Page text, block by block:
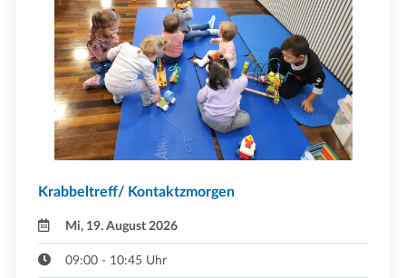
Krabbeltreff/ Kontaktzmorgen
Mi, 19. August 2026
09:00 - 10:45 Uhr